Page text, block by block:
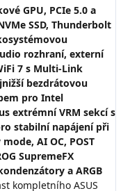
GPU, PCIe 5.0 a
SSD, Thunderbolt
rozhraní, externí
7 s Multi-Link
bezdrátovou
pro Intel
extrémní VRM sekcí s
stabilní napájení při
AI OC, POST
SupremeFX
a ARGB
kompletního ASUS